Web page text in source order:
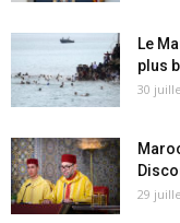
Le
plus
30
29